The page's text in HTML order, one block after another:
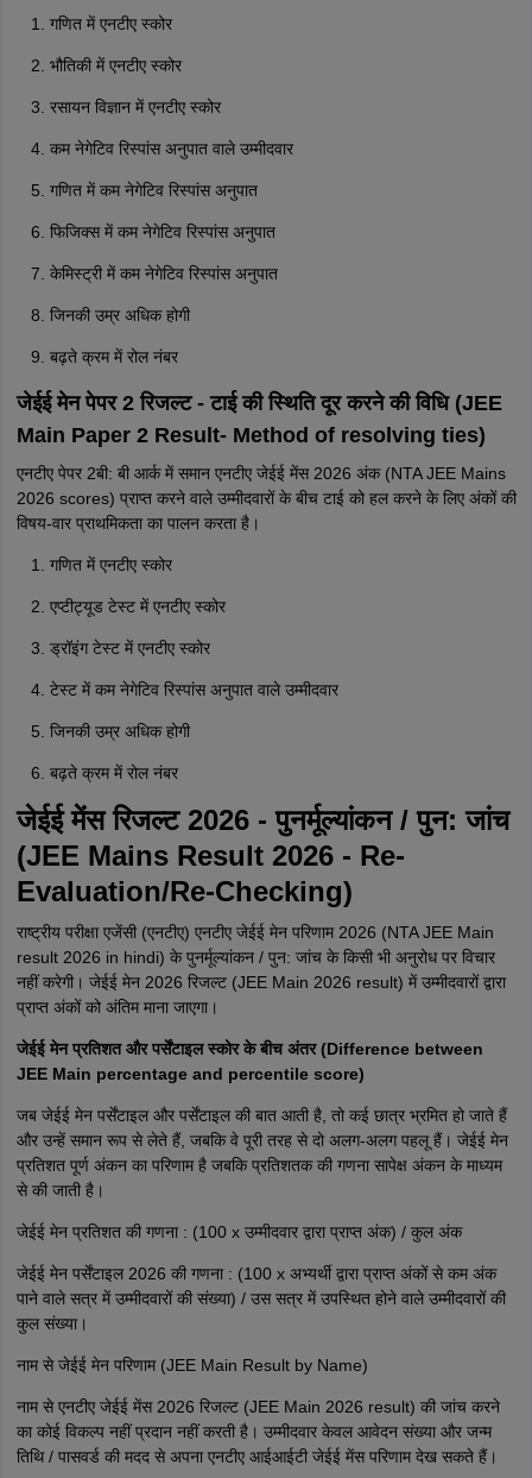
गणित में एनटीए स्कोर
भौतिकी में एनटीए स्कोर
रसायन विज्ञान में एनटीए स्कोर
कम नेगेटिव रिस्पांस अनुपात वाले उम्मीदवार
गणित में कम नेगेटिव रिस्पांस अनुपात
फिजिक्स में कम नेगेटिव रिस्पांस अनुपात
केमिस्ट्री में कम नेगेटिव रिस्पांस अनुपात
जिनकी उम्र अधिक होगी
बढ़ते क्रम में रोल नंबर
जेईई मेन पेपर 2 रिजल्ट - टाई की स्थिति दूर करने की विधि (JEE
Main Paper 2 Result- Method of resolving ties)
एनटीए पेपर 2बी: बी आर्क में समान एनटीए जेईई मेंस 2026 अंक (NTA JEE Mains
2026 scores) प्राप्त करने वाले उम्मीदवारों के बीच टाई को हल करने के लिए अंकों की
विषय-वार प्राथमिकता का पालन करता है।
गणित में एनटीए स्कोर
एप्टीट्यूड टेस्ट में एनटीए स्कोर
ड्रॉइंग टेस्ट में एनटीए स्कोर
टेस्ट में कम नेगेटिव रिस्पांस अनुपात वाले उम्मीदवार
जिनकी उम्र अधिक होगी
बढ़ते क्रम में रोल नंबर
जेईई मेंस रिजल्ट 2026 - पुनर्मूल्यांकन / पुन: जांच
(JEE Mains Result 2026 - Re-
Evaluation/Re-Checking)
राष्ट्रीय परीक्षा एजेंसी (एनटीए) एनटीए जेईई मेन परिणाम 2026 (NTA JEE Main
result 2026 in hindi) के पुनर्मूल्यांकन / पुन: जांच के किसी भी अनुरोध पर विचार
नहीं करेगी। जेईई मेन 2026 रिजल्ट (JEE Main 2026 result) में उम्मीदवारों द्वारा
प्राप्त अंकों को अंतिम माना जाएगा।
जेईई मेन प्रतिशत और पर्सेंटाइल स्कोर के बीच अंतर (Difference between
JEE Main percentage and percentile score)
जब जेईई मेन पर्सेंटाइल और पर्सेंटाइल की बात आती है, तो कई छात्र भ्रमित हो जाते हैं
और उन्हें समान रूप से लेते हैं, जबकि वे पूरी तरह से दो अलग-अलग पहलू हैं। जेईई मेन
प्रतिशत पूर्ण अंकन का परिणाम है जबकि प्रतिशतक की गणना सापेक्ष अंकन के माध्यम
से की जाती है।
जेईई मेन प्रतिशत की गणना : (100 x उम्मीदवार द्वारा प्राप्त अंक) / कुल अंक
जेईई मेन पर्सेंटाइल 2026 की गणना : (100 x अभ्यर्थी द्वारा प्राप्त अंकों से कम अंक
पाने वाले सत्र में उम्मीदवारों की संख्या) / उस सत्र में उपस्थित होने वाले उम्मीदवारों की
कुल संख्या।
नाम से जेईई मेन परिणाम (JEE Main Result by Name)
नाम से एनटीए जेईई मेंस 2026 रिजल्ट (JEE Main 2026 result) की जांच करने
का कोई विकल्प नहीं प्रदान नहीं करती है। उम्मीदवार केवल आवेदन संख्या और जन्म
तिथि / पासवर्ड की मदद से अपना एनटीए आईआईटी जेईई मेंस परिणाम देख सकते हैं।